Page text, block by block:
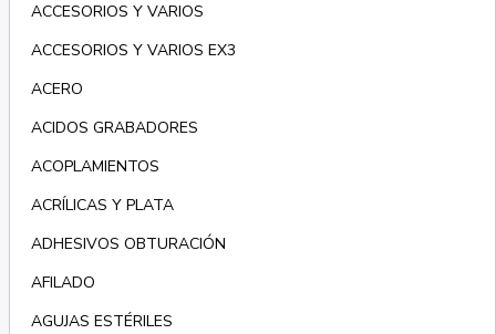
ACCESORIOS Y VARIOS
ACCESORIOS Y VARIOS EX3
ACERO
ACIDOS GRABADORES
ACOPLAMIENTOS
ACRÍLICAS Y PLATA
ADHESIVOS OBTURACIÓN
AFILADO
AGUJAS ESTÉRILES